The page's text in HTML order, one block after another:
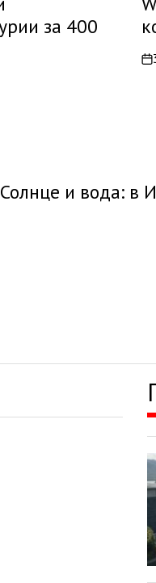
за 400
on
Солнце и вода: в